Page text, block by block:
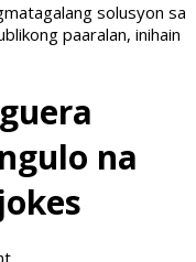
solusyon sa
paaralan, inihain
na